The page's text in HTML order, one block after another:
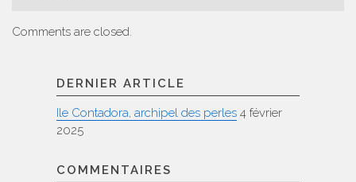
Comments are closed.
DERNIER ARTICLE
Ile Contadora, archipel des perles 4 février
2025
COMMENTAIRES